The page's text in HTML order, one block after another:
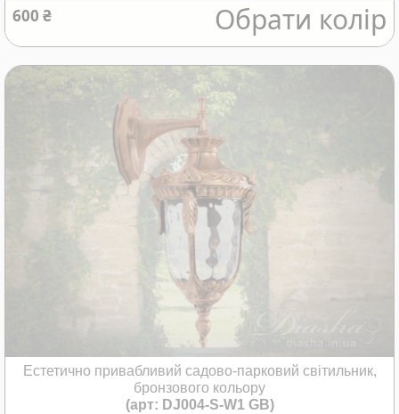
600 ₴ Обрати колір
Естетично привабливий садово-парковий світильник,
бронзового кольору
(арт: DJ004-S-W1 GB)